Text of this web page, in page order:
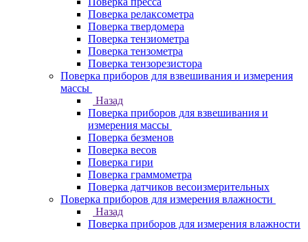
Поверка релаксометра
Поверка твердомера
Поверка тензиометра
Поверка тензометра
Поверка тензорезистора
Поверка приборов для взвешивания и измерения
массы
Назад
Поверка приборов для взвешивания и
измерения массы
Поверка безменов
Поверка весов
Поверка гири
Поверка граммометра
Поверка датчиков весоизмерительных
Поверка приборов для измерения влажности
Назад
Поверка приборов для измерения влажности